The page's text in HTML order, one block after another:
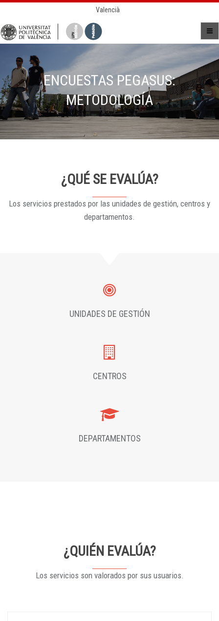
Valencià
ENCUESTAS PEGASUS:
METODOLOGÍA
¿QUÉ SE EVALÚA?
Los servicios prestados por las unidades de gestión, centros y
departamentos.
UNIDADES DE GESTIÓN
CENTROS
DEPARTAMENTOS
¿QUIÉN EVALÚA?
Los servicios son valorados por sus usuarios.